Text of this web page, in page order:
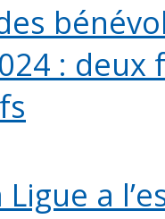
:
Ligue a